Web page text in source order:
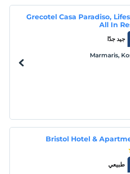
Grecotel Casa Paradiso,
All In
جيد جدًا
Marmaris,
Bristol Hotel &
طبيعي